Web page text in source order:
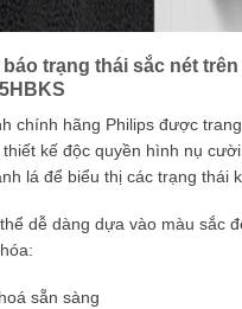
trạng thái sắc nét
chính hãng Philips được
kế độc quyền hình nụ
lá để biểu thị các trạng thái
dễ dàng dựa vào màu sắc
sẵn sàng